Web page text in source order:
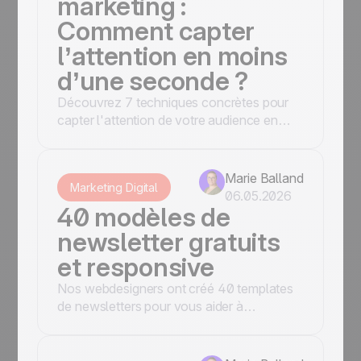
Comment capter
l’attention en moins
d’une seconde ?
Découvrez 7 techniques concrètes pour
capter l'attention de votre audience en
dynamiques et l'ultra-personnalisation.
Marketing Digital
Marie Balland
06.05.2026
40 modèles de
newsletter gratuits
et responsive
Nos webdesigners ont créé 40 templates
de newsletters pour vous aider à